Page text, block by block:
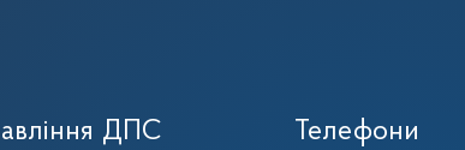
ДПС
Телефони